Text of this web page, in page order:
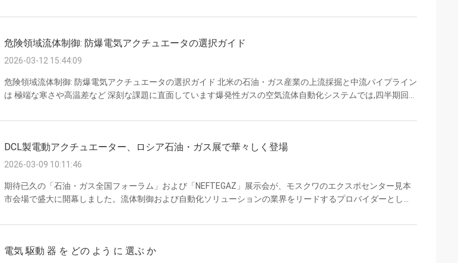
クロスイッチに水分が蓄積すると,ショート回路や信号障害を引き起こし,危険なエリアの流体制御に深刻な隠さ
なければならない.DCL電動空洞は,PTC電子ヒートコンポーネント (...
危険領域流体制御: 防爆電気アクチュエータの選択ガイド
2026-03-12 15:44:09
危険領域流体制御: 防爆電気アクチュエータの選択ガイド 北米の石油・ガス産業の上流採掘と中流パイプライン
は 極端な寒さや高温差など 深刻な課題に直面しています爆発性ガスの空気流体自動化システムでは,四半期回転
内部冷却に対処する 温度が急激に変化すると,内部コンデンサスが頻繁に発生し,電子部品のショートサーキット
る.内蔵脱湿ヒーターは,湿度や高温の差分領域におけるコンデンサ損傷か...
DCL製電動アクチュエーター、ロシア石油・ガス展で華々しく登場
2026-03-09 10:11:46
期待已久の「石油・ガス全国フォーラム」および「NEFTEGAZ」展示会が、モスクワのエクスポセンター見本
市会場で盛大に開幕しました。流体制御および自動化ソリューションの業界をリードするプロバイダーとし
越した技術力と「中国インテリジェント製造」の革新的な成果を世界の業界専門家や顧客に披露しました。
のエネルギー転換と設備アップグレードを背景に、この展示会には数多くの国際的なエネルギー大手や設...
電気 駆動 器 を どの よう に 選ぶ か